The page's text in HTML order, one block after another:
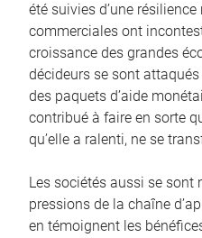
été suivies d’une
commerciales ont
croissance des grandes
décideurs se sont
des paquets d’aide
contribué à faire en sorte
qu’elle a ralenti, ne se
Les sociétés aussi se
pressions de la chaîne
en témoignent les